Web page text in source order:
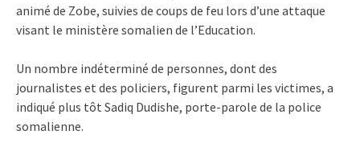
animé de Zobe, suivies de coups de feu lors d’une attaque
visant le ministère somalien de l’Education.
Un nombre indéterminé de personnes, dont des
journalistes et des policiers, figurent parmi les victimes, a
indiqué plus tôt Sadiq Dudishe, porte-parole de la police
somalienne.